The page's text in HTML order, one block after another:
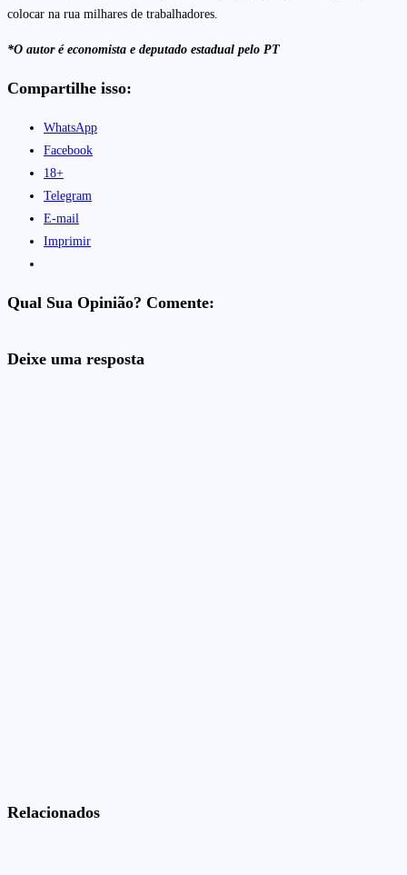
colocar na rua milhares de trabalhadores.
*O autor é economista e deputado estadual pelo PT
Compartilhe isso:
WhatsApp
Facebook
18+
Telegram
E-mail
Imprimir
Qual Sua Opinião? Comente:
Deixe uma resposta
Relacionados